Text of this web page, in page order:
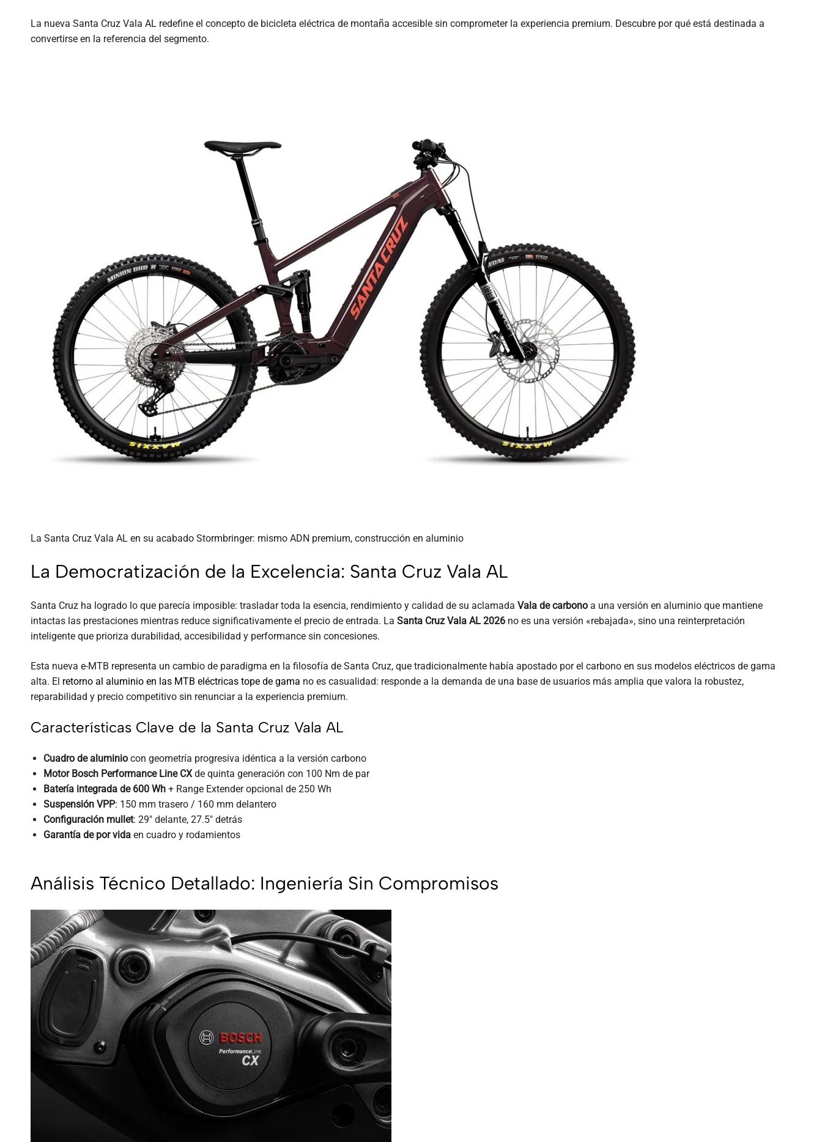
La nueva Santa Cruz Vala AL redefine el concepto de bicicleta eléctrica de montaña accesible sin comprometer la experiencia premium. Descubre por qué está destinada a
convertirse en la referencia del segmento.
La Santa Cruz Vala AL en su acabado Stormbringer: mismo ADN premium, construcción en aluminio
La Democratización de la Excelencia: Santa Cruz Vala AL
Santa Cruz ha logrado lo que parecía imposible: trasladar toda la esencia, rendimiento y calidad de su aclamada Vala de carbono a una versión en aluminio que mantiene
intactas las prestaciones mientras reduce significativamente el precio de entrada. La Santa Cruz Vala AL 2026 no es una versión «rebajada», sino una reinterpretación
inteligente que prioriza durabilidad, accesibilidad y performance sin concesiones.
Esta nueva e-MTB representa un cambio de paradigma en la filosofía de Santa Cruz, que tradicionalmente había apostado por el carbono en sus modelos eléctricos de gama
alta. El retorno al aluminio en las MTB eléctricas tope de gama no es casualidad: responde a la demanda de una base de usuarios más amplia que valora la robustez,
reparabilidad y precio competitivo sin renunciar a la experiencia premium.
Características Clave de la Santa Cruz Vala AL
Cuadro de aluminiocon geometría progresiva idéntica a la versión carbono
Motor Bosch Performance Line CXde quinta generación con 100 Nm de par
Batería integrada de 600 Wh+ Range Extender opcional de 250 Wh
Suspensión VPP: 150 mm trasero / 160 mm delantero
Configuración mullet: 29″ delante, 27.5″ detrás
Garantía de por vidaen cuadro y rodamientos
Análisis Técnico Detallado: Ingeniería Sin Compromisos